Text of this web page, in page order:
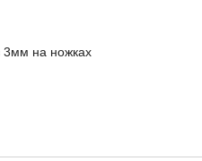
3мм на ножках